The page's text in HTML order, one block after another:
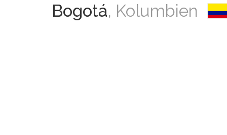
Bogotá, Kolumbien